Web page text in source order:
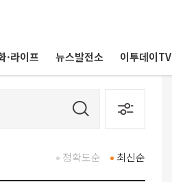
·라이프 뉴스발전소 이투데이TV
최신순
정확도순